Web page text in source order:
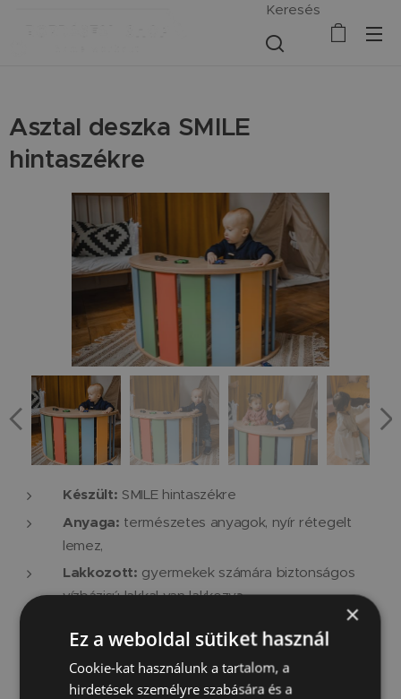
Keresés
Asztal deszka SMILE
hintaszékre
Készült: SMILE hintaszékre
Anyaga: természetes anyagok, nyír rétegelt
lemez,
Lakkozott: gyermekek számára biztonságos
vízbázisú lakkal van lakkozva.
Rögzítés:a hintaszék kivágásához rögzíted a
táblát és így asztalt készítesz a kicsiknek.
×
Ez a weboldal sütiket használ
Cookie-kat használunk a tartalom, a
hirdetések személyre szabására és a